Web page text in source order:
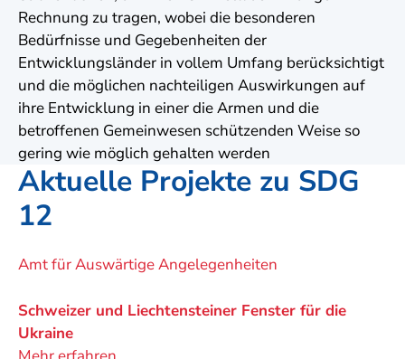
Rechnung zu tragen, wobei die besonderen
Bedürfnisse und Gegebenheiten der
Entwicklungsländer in vollem Umfang berücksichtigt
und die möglichen nachteiligen Auswirkungen auf
ihre Entwicklung in einer die Armen und die
betroffenen Gemeinwesen schützenden Weise so
gering wie möglich gehalten werden
Aktuelle Projekte zu SDG
12
Ein
von
Amt für Auswärtige Angelegenheiten
Schweizer und Liechtensteiner Fenster für die
Ukraine